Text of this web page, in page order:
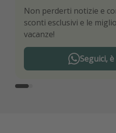
Non perderti notizie e
sconti esclusivi e le
vacanze!
Seguici,
Sii il primo a conoscere
viaggio